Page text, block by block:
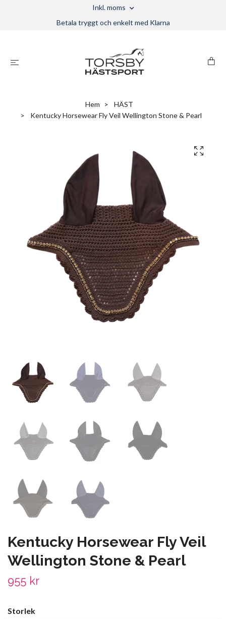
Inkl. moms
Betala tryggt och enkelt med Klarna
Hem
HÄST
Kentucky Horsewear Fly Veil Wellington Stone & Pearl
Kentucky Horsewear Fly Veil
Wellington Stone & Pearl
955 kr
Storlek